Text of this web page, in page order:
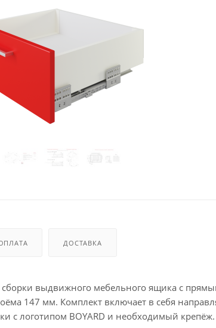
ДОСТАВКА
выдвижного мебельного ящика с
147 мм. Комплект включает в себя
с логотипом BOYARD и необходимый крепёж.